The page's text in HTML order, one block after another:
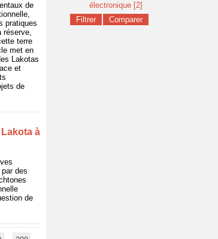
de
pratiques
réserve,
terre
met en
Lakotas
et
de
à
des
de
électronique [2]